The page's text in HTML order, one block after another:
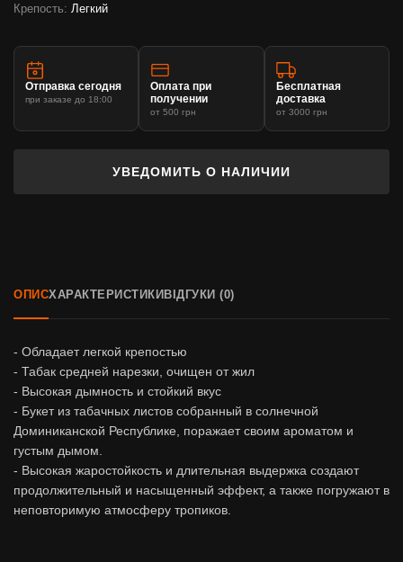
Крепость: Легкий
УВЕДОМИТЬ О НАЛИЧИИ
Отправка сегодня
при заказе до 18:00
Оплата при
получении
от 500 грн
Бесплатная
доставка
от 3000 грн
ОПИСХАРАКТЕРИСТИКИ ВІДГУКИ (0)
- Обладает легкой крепостью
- Табак средней нарезки, очищен от жил
- Высокая дымность и стойкий вкус
- Букет из табачных листов собранный в солнечной
Доминиканской Республике, поражает своим ароматом и
густым дымом.
- Высокая жаростойкость и длительная выдержка создают
продолжительный и насыщенный эффект, а также погружают в
неповторимую атмосферу тропиков.